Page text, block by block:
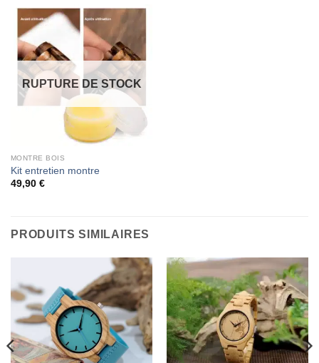
RUPTURE DE STOCK
MONTRE BOIS
Kit entretien montre
49,90 €
PRODUITS SIMILAIRES